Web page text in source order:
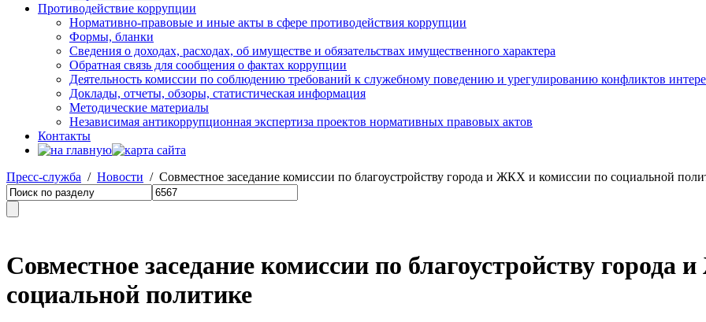
Противодействие коррупции
Нормативно-правовые и иные акты в сфере противодействия коррупции
Формы, бланки
Сведения о доходах, расходах, об имуществе и обязательствах имущественного характера
Обратная связь для сообщения о фактах коррупции
Деятельность комиссии по соблюдению требований к служебному поведению и урегулированию конфликтов
Доклады, отчеты, обзоры, статистическая информация
Методические материалы
Независимая антикоррупционная экспертиза проектов нормативных правовых актов
Контакты
Пресс-служба / Новости / Совместное заседание комиссии по благоустройству города и ЖКХ и комиссии по социальной
Совместное заседание комиссии по благоустройству
социальной политике